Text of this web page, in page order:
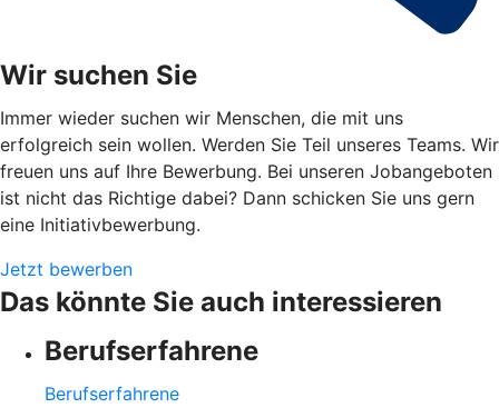
Wir suchen Sie
Immer wieder suchen wir Menschen, die mit uns
erfolgreich sein wollen. Werden Sie Teil unseres Teams. Wir
freuen uns auf Ihre Bewerbung. Bei unseren Jobangeboten
ist nicht das Richtige dabei? Dann schicken Sie uns gern
eine Initiativbewerbung.
Jetzt bewerben
Das könnte Sie auch interessieren
Berufserfahrene
Berufserfahrene